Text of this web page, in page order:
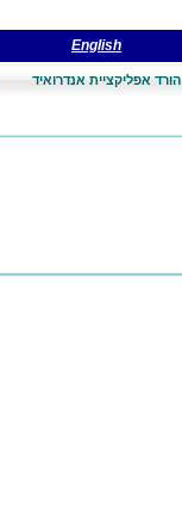
English
הורד אפליקציית אנדרואיד